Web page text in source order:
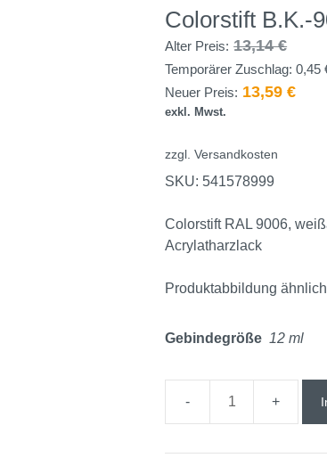
Colorstift B.K.-
Alter Preis: 13,14€
Temporärer Zuschlag:0,45
Neuer Preis: 13,59€
exkl. Mwst.
zzgl.Versandkosten
SKU: 541578999
Colorstift RAL 9006,
Acrylatharzlack
Produktabbildung ähnlich
Gebindegröße 12 ml